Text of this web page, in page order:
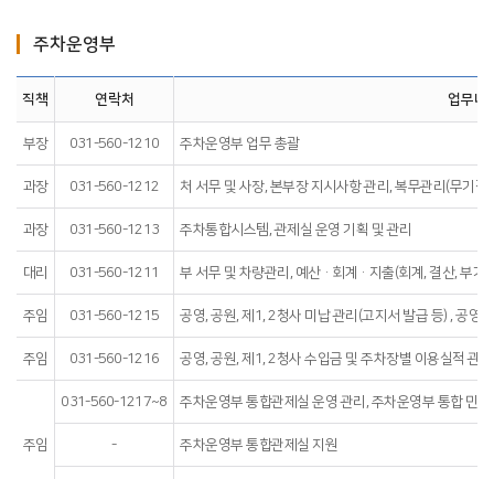
주차운영부
직책 연락처 업무내
부장 031-560-1210 주차운영부 업무 총괄
과장 031-560-1212 처 서무 및 사장, 본부장 지시사항 관리, 복무관리(무기직
과장 031-560-1213 주차통합시스템, 관제실 운영 기획 및 관리
대리 031-560-1211 부 서무 및 차량관리, 예산·회계·지출(회계, 결산, 부가
주임 031-560-1215 공영, 공원, 제1, 2청사 미납 관리(고지서 발급 등) , 공영
주임 031-560-1216 공영, 공원, 제1, 2청사 수입금 및 주차장별 이용실적 관
주임
031-560-1217~8 주차운영부 통합관제실 운영 관리, 주차운영부 통합 민원
- 주차운영부 통합관제실 지원